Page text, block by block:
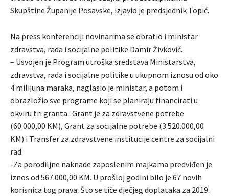
Skupštine Županije Posavske, izjavio je predsjednik Topić.
Na press konferenciji novinarima se obratio i ministar
zdravstva, rada i socijalne politike Damir Živković.
– Usvojen je Program utroška sredstava Ministarstva,
zdravstva, rada i socijalne politike u ukupnom iznosu od oko
4 milijuna maraka, naglasio je ministar, a potom i
obrazložio sve programe koji se planiraju financirati u
okviru tri granta : Grant je za zdravstvene potrebe
(60.000,00 KM), Grant za socijalne potrebe (3.520.000,00
KM) i Transfer za zdravstvene institucije centre za socijalni
rad.
-Za porodiljne naknade zaposlenim majkama predviđen je
iznos od 567.000,00 KM. U prošloj godini bilo je 67 novih
korisnica tog prava. Što se tiče dječjeg doplataka za 2019.